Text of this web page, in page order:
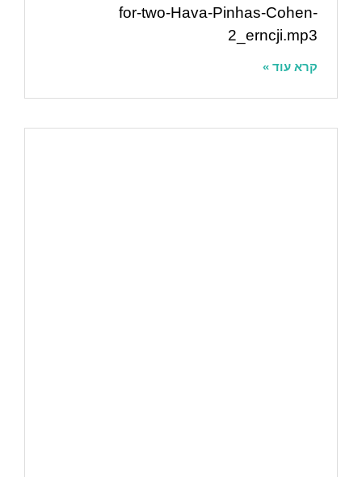
for-two-Hava-Pinhas-Cohen-
2_erncji.mp3
קרא עוד »